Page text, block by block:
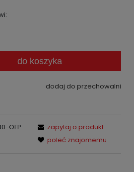
do koszyka
dodaj do przechowalni
OFP
zapytaj o produkt
poleć znajomemu